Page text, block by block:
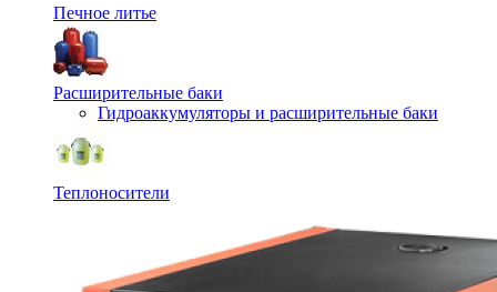
Печное литье
Расширительные баки
Гидроаккумуляторы и расширительные баки
Теплоносители